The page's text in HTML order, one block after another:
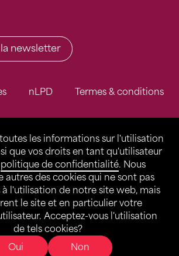
les informations sur l'utilisation
que vos droits en tant qu'utilisateur
politique de confidentialité. Nous
autres des cookies qui ne sont pas
à l'utilisation de notre site web, mais
le site et en particulier votre
Acceptez-vous l'utilisation
de tels cookies?
Oui
Non
newsletter
nLPD Termes & conditions